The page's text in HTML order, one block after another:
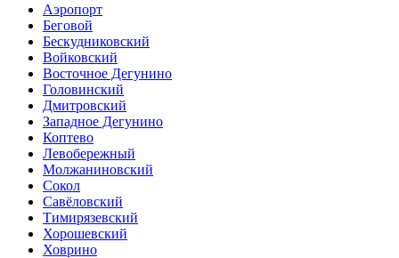
Аэропорт
Беговой
Бескудниковский
Войковский
Восточное Дегунино
Головинский
Дмитровский
Западное Дегунино
Коптево
Левобережный
Молжаниновский
Сокол
Савёловский
Тимирязевский
Хорошевский
Ховрино